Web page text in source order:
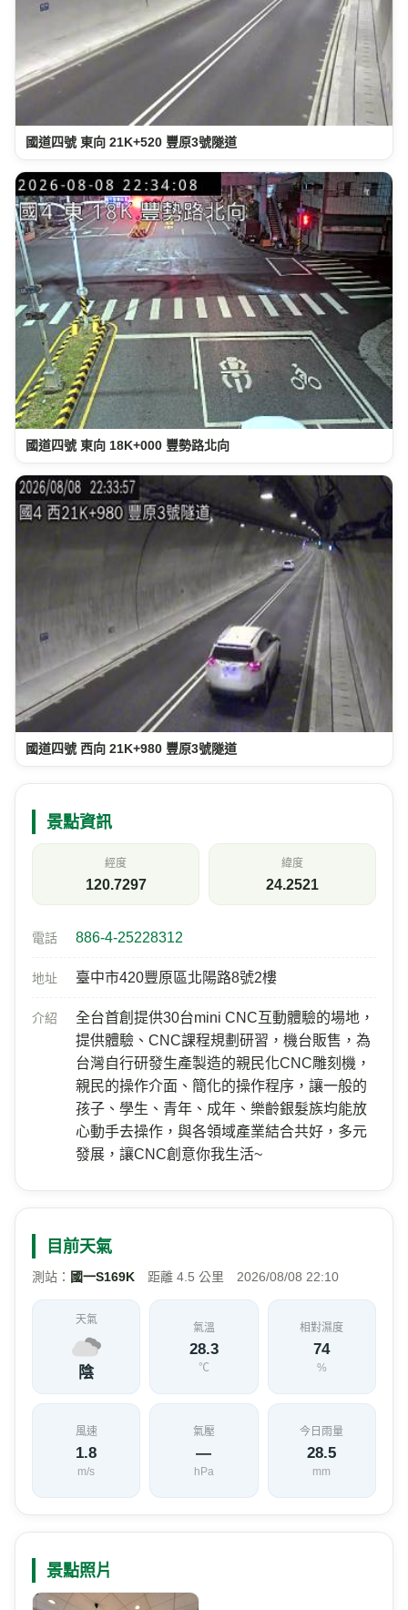
國道四號 東向 21K+520 豐原3號隧道
國道四號 東向 18K+000 豐勢路北向
國道四號 西向 21K+980 豐原3號隧道
景點資訊
經度
120.7297
緯度
24.2521
電話 886-4-25228312
地址 臺中市420豐原區北陽路8號2樓
介紹
全台首創提供30台mini CNC互動體驗的場地，
提供體驗、CNC課程規劃研習，機台販售，為
台灣自行研發生產製造的親民化CNC雕刻機，
親民的操作介面、簡化的操作程序，讓一般的
孩子、學生、青年、成年、樂齡銀髮族均能放
心動手去操作，與各領域產業結合共好，多元
發展，讓CNC創意你我生活~
目前天氣
測站： 國一S169K 距離 4.5 公里 2026/08/08 22:10
天氣
陰
氣溫
28.3
℃
相對濕度
74
%
風速
1.8
m/s
氣壓
—
hPa
今日雨量
28.5
mm
景點照片